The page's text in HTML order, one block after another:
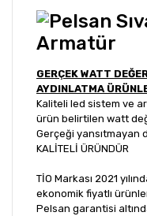
GERÇEK WATT
AYDINLATMA
Kaliteli led sistem ve
ürün belirtilen watt
Gerçeği yansıtmayan
KALİTELİ ÜRÜNDÜR
TİO Markası 2021
ekonomik fiyatlı
Pelsan garantisi